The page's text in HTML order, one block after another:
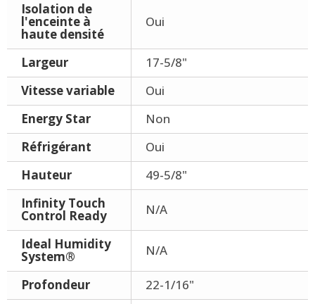
Isolation de
l'enceinte à
haute densité
Oui
Largeur
17-5/8"
Vitesse variable
Oui
Energy Star
Non
Réfrigérant
Oui
Hauteur
49-5/8"
Infinity Touch
Control Ready N/A
Ideal Humidity
System® N/A
Profondeur
22-1/16"